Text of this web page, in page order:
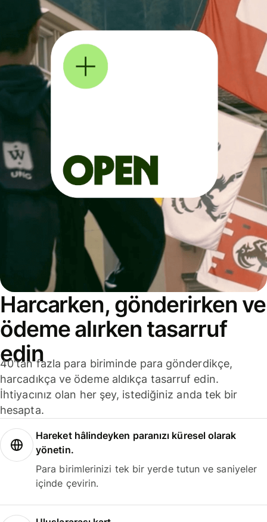
Harcarken, gönderirken ve
ödeme alırken tasarruf
edin
40'tan fazla para biriminde para gönderdikçe,
harcadıkça ve ödeme aldıkça tasarruf edin.
İhtiyacınız olan her şey, istediğiniz anda tek bir
hesapta.
Hareket hâlindeyken paranızı küresel olarak
yönetin.
Para birimlerinizi tek bir yerde tutun ve saniyeler
içinde çevirin.